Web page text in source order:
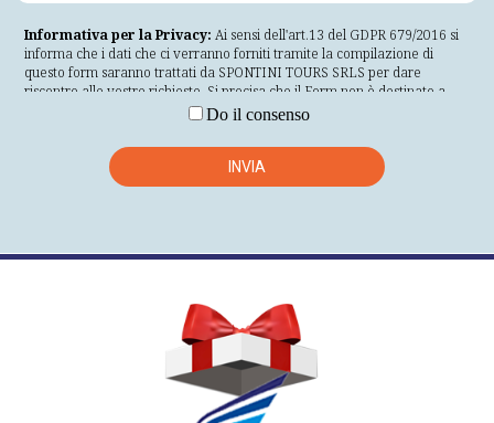
Informativa per la Privacy: Ai sensi dell'art.13 del GDPR 679/2016 si
informa che i dati che ci verranno forniti tramite la compilazione di
questo form saranno trattati da SPONTINI TOURS SRLS per dare
riscontro alle vostre richieste. Si precisa che il Form non è destinato a
visitatori di età inferiore a 16 anni o che non siano maggiorenni nella loro
specificati, non inserire i propri dati personali nel Form. La informiamo
inoltre che i dati personali a Lei riferibili saranno trattati nel rispetto
delle modalità indicate nell'art.5 del GDPR 679/2016 il quale prevede
con tali finalità; adeguati, pertinenti e limitati a quanto necessario
interessati per un arco di tempo non superiore al conseguimento delle
finalità per le quali sono trattati; trattati in maniera da garantire
un'adeguata sicurezza dei dati personali, compresa la protezione,
mediante misure tecniche e organizzative adeguate, da trattamenti non
autorizzati o illeciti e dalla perdita, dalla distruzione o dal danno
accidentali. Il conferimento dei dati si basa sul consenso dell'interessato
Do il consenso
INVIA